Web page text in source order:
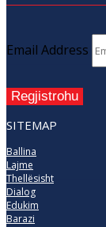
Email Address
Regjistrohu
SITEMAP
Ballina
Lajme
Thellësisht
Dialog
Edukim
Barazi